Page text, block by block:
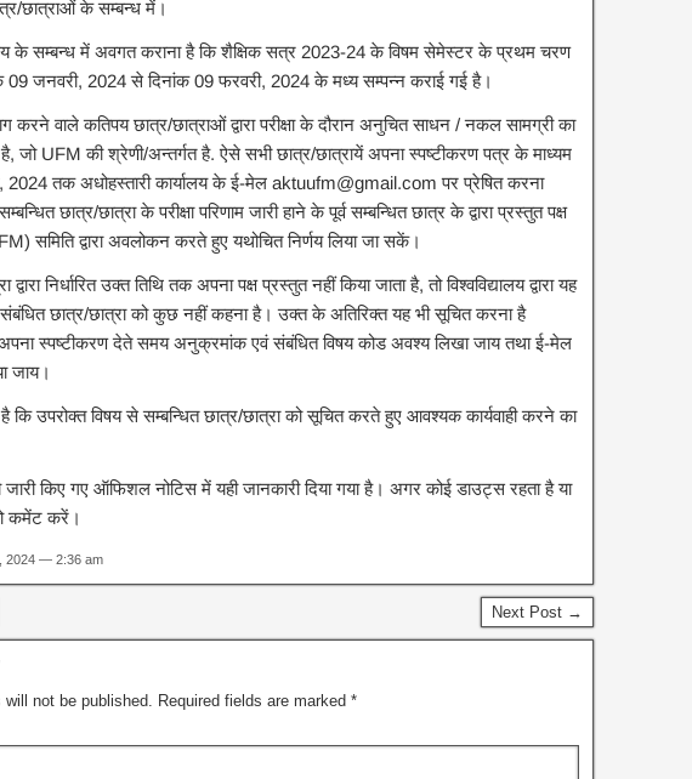
छात्राओं के सम्बन्ध में।
के सम्बन्ध में अवगत कराना है कि शैक्षिक सत्र 2023-24 के विषम सेमेस्टर के प्रथम चरण
09 जनवरी, 2024 से दिनांक 09 फरवरी, 2024 के मध्य सम्पन्न कराई गई है।
करने वाले कतिपय छात्र/छात्राओं द्वारा परीक्षा के दौरान अनुचित साधन / नकल सामग्री का
जो UFM की श्रेणी/अन्तर्गत है. ऐसे सभी छात्र/छात्रायें अपना स्पष्टीकरण पत्र के माध्यम
2024 तक अधोहस्तारी कार्यालय के ई-मेल aktuufm@gmail.com पर प्रेषित करना
छात्र/छात्रा के परीक्षा परिणाम जारी हाने के पूर्व सम्बन्धित छात्र के द्वारा प्रस्तुत पक्ष
समिति द्वारा अवलोकन करते हुए यथोचित निर्णय लिया जा सकें।
द्वारा निर्धारित उक्त तिथि तक अपना पक्ष प्रस्तुत नहींकिया जाता है, तो विश्वविद्यालय द्वारा यह
संबंधित छात्र/छात्रा को कुछ नहीं कहना है। उक्त के अतिरिक्त यह भी सूचित करना है
अपना स्पष्टीकरण देते समय अनुक्रमांक एवं संबंधित विषय कोड अवश्य लिखा जाय तथा ई-मेल
जाय।
उपरोक्त विषय से सम्बन्धित छात्र/छात्रा को सूचित करते हुए आवश्यक कार्यवाही करने का
किए गए ऑफिशल नोटिस में यही जानकारी दिया गया है। अगर कोई डाउट्स रहता है या
कमेंट करें।
2024 — 2:36 am
Next Post →
will not be published. Required fields are marked *